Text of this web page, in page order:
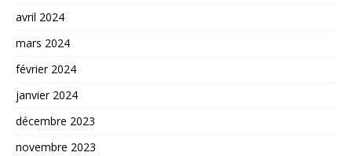
avril 2024
mars 2024
février 2024
janvier 2024
décembre 2023
novembre 2023